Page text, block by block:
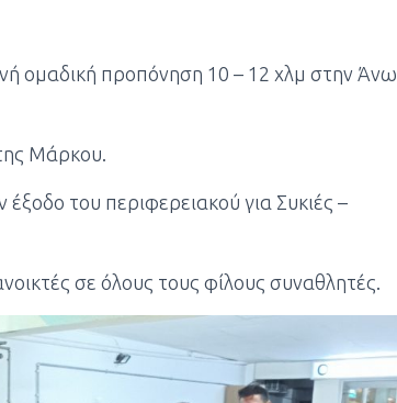
ομαδική προπόνηση 10 – 12 χλμ στην Άνω
Μάρκου.
του περιφερειακού για Συκιές –
σε όλους τους φίλους συναθλητές.